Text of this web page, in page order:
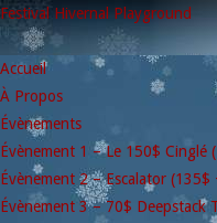
Festival Hivernal Playground
Accueil
À Propos
Évènements
Évènement 1 – Le 150$ Cinglé
Évènement 2 – Escalator (135$
Évènement 3 – 70$ Deepstack